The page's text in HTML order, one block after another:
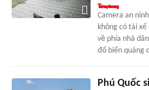
Camera an
không có tài
về phía nhà
đổ biển quảng
Phú Quốc